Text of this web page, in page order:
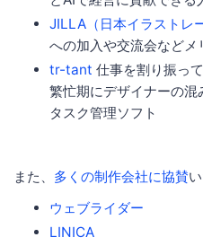
JILLA（日本イラストレ
への加入や交流会などメ
tr-tant 仕事を割り振っ
繁忙期にデザイナーの
タスク管理ソフト
また、 多くの制作会社に協賛
ウェブライダー
LINICA